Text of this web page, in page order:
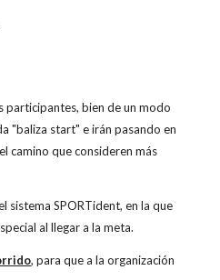
participantes, bien de un modo
"baliza start" e irán pasando en
camino que consideren más
sistema SPORTident, en la que
al llegar a la meta.
, para que a la organización